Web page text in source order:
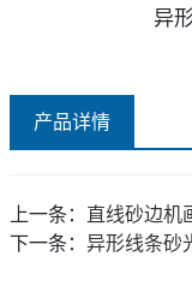
异
产品详情
上一条： 直线砂边机
下一条： 异形线条砂